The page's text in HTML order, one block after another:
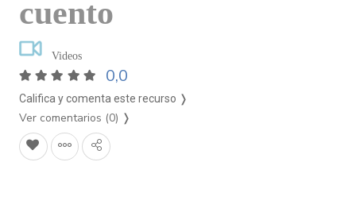
cuento
Videos
0,0
Califica y comenta este recurso ❭
Ver comentarios (0) ❭